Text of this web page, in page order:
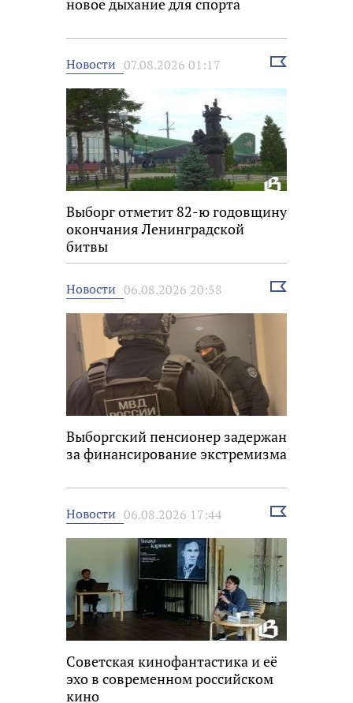
новое дыхание для спорта
Новости 07.08.2026 01:17
Выбрать
Выборг отметит 82-ю годовщину
окончания Ленинградской
битвы
Новости 06.08.2026 20:58
Выбрать
Выборгский пенсионер задержан
за финансирование экстремизма
Новости 06.08.2026 17:44
Выбрать
Советская кинофантастика и её
эхо в современном российском
кино